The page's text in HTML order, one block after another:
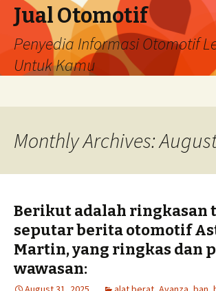
Jual Otomotif
Penyedia Informasi Otomotif
Untuk Kamu
Monthly Archives:
Berikut adalah ringkasan
seputar berita otomotif
Martin, yang ringkas dan
wawasan: